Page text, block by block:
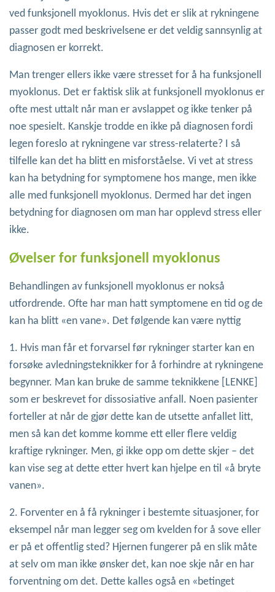
ved funksjonell myoklonus. Hvis det er slik at rykningene
passer godt med beskrivelsene er det veldig sannsynlig at
diagnosen er korrekt.
Man trenger ellers ikke være stresset for å ha funksjonell
myoklonus. Det er faktisk slik at funksjonell myoklonus er
ofte mest uttalt når man er avslappet og ikke tenker på
noe spesielt. Kanskje trodde en ikke på diagnosen fordi
legen foreslo at rykningene var stress-relaterte? I så
tilfelle kan det ha blitt en misforståelse. Vi vet at stress
kan ha betydning for symptomene hos mange, men ikke
alle med funksjonell myoklonus. Dermed har det ingen
betydning for diagnosen om man har opplevd stress eller
ikke.
Øvelser for funksjonell myoklonus
Behandlingen av funksjonell myoklonus er nokså
utfordrende. Ofte har man hatt symptomene en tid og de
kan ha blitt «en vane». Det følgende kan være nyttig
1. Hvis man får et forvarsel før rykninger starter kan en
forsøke avledningsteknikker for å forhindre at rykningene
begynner. Man kan bruke de samme teknikkene [LENKE]
som er beskrevet for dissosiative anfall. Noen pasienter
forteller at når de gjør dette kan de utsette anfallet litt,
men så kan det komme komme ett eller flere veldig
kraftige rykninger. Men, gi ikke opp om dette skjer – det
kan vise seg at dette etter hvert kan hjelpe en til «å bryte
vanen».
2. Forventer en å få rykninger i bestemte situasjoner, for
eksempel når man legger seg om kvelden for å sove eller
er på et offentlig sted? Hjernen fungerer på en slik måte
at selv om man ikke ønsker det, kan noe skje når en har
forventning om det. Dette kalles også en «betinget